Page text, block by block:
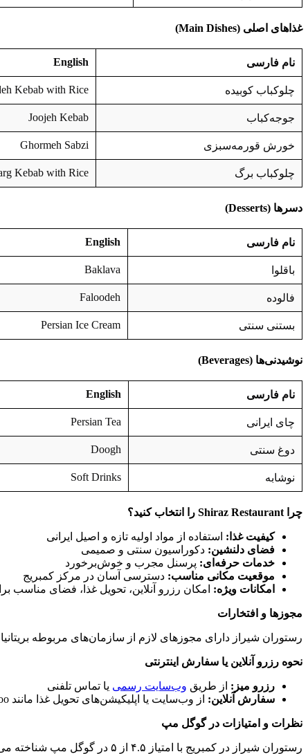
غذاهای اصلی (Main Dishes)
نام فارسی English
چلوکباب کوبیده Kebab with Rice
جوجه‌کباب Joojeh Kebab
خورش قورمه‌سبزی Ghormeh Sabzi
چلوکباب برگ Kebab with Rice
دسرها (Desserts)
نام فارسی English
باقلوا Baklava
فالوده Faloodeh
بستنی سنتی Persian Ice Cream
نوشیدنی‌ها (Beverages)
نام فارسی English
چای ایرانی Persian Tea
دوغ سنتی Doogh
نوشابه Soft Drinks
چرا را انتخاب کنید؟
کیفیت غذا : استفاده از مواد اولیه تازه و اصیل ایرانی
فضای دلنشین: دکوراسیون سنتی و صمیمی
خدمات حرفه‌ای: پرسنل مجرب و خوش‌برخورد
موقعیت مکانی مناسب: دسترسی آسان در مرکز کمبریج
امکانات ویژه: امکان رزرو آنلاین، تحویل غذا، فضای مناسب
مجوزها و افتخارات
رستوران شیراز دارای مجوزهای لازم از سازمان‌های مربوطه
نحوه رزرو آنلاین یا سفارش اینترنتی
رزرو میز : از طریق وب‌سایت رسمی یا تماس تلفنی
سفارش آنلاین: از وب‌سایت یا اپلیکیشن‌های تحویل غذا مانند Deliveroo و Uber Eats
نظرات و امتیازات در گوگل مپ
رستوران شیراز در کمبریج با امتیاز ۴.۵ از ۵ در گوگل مپ شناخته می‌شود. مشتریان از کیفیت غذا، فضای دلپذیر و خدمات حرفه‌ای آن تمجید کرده‌اند.